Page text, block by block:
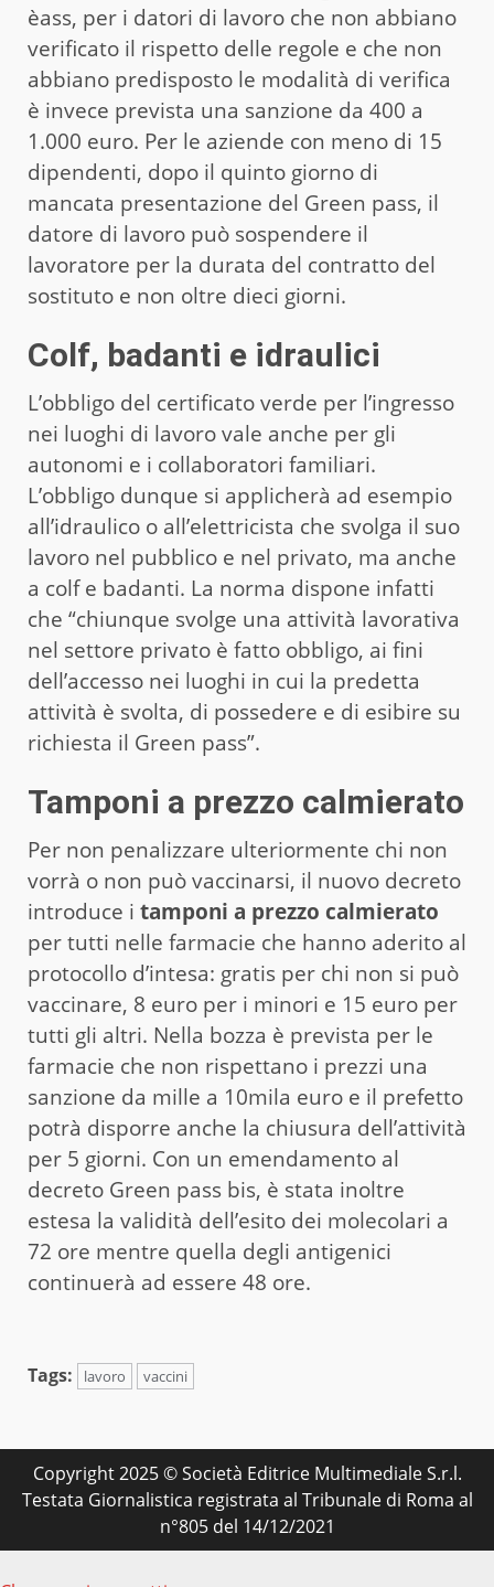
èass, per i datori di lavoro che non abbiano
verificato il rispetto delle regole e che non
abbiano predisposto le modalità di verifica
è invece prevista una sanzione da 400 a
1.000 euro. Per le aziende con meno di 15
dipendenti, dopo il quinto giorno di
mancata presentazione del Green pass, il
datore di lavoro può sospendere il
lavoratore per la durata del contratto del
sostituto e non oltre dieci giorni.
Colf, badanti e idraulici
L’obbligo del certificato verde per l’ingresso
nei luoghi di lavoro vale anche per gli
autonomi e i collaboratori familiari.
L’obbligo dunque si applicherà ad esempio
all’idraulico o all’elettricista che svolga il suo
lavoro nel pubblico e nel privato, ma anche
a colf e badanti. La norma dispone infatti
che “chiunque svolge una attività lavorativa
nel settore privato è fatto obbligo, ai fini
dell’accesso nei luoghi in cui la predetta
attività è svolta, di possedere e di esibire su
richiesta il Green pass”.
Tamponi a prezzo calmierato
Per non penalizzare ulteriormente chi non
vorrà o non può vaccinarsi, il nuovo decreto
introduce i tamponi a prezzo calmierato
per tutti nelle farmacie che hanno aderito al
protocollo d’intesa: gratis per chi non si può
vaccinare, 8 euro per i minori e 15 euro per
tutti gli altri. Nella bozza è prevista per le
farmacie che non rispettano i prezzi una
sanzione da mille a 10mila euro e il prefetto
potrà disporre anche la chiusura dell’attività
per 5 giorni. Con un emendamento al
decreto Green pass bis, è stata inoltre
estesa la validità dell’esito dei molecolari a
72 ore mentre quella degli antigenici
continuerà ad essere 48 ore.
Tags: lavoro vaccini
Copyright 2025 © Società Editrice Multimediale S.r.l.
Testata Giornalistica registrata al Tribunale di Roma al
n°805 del 14/12/2021